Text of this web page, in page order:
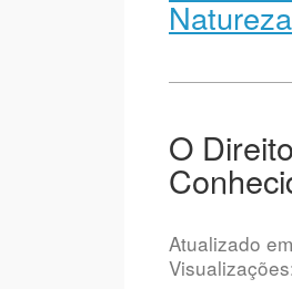
Natureza
O
Atualizado